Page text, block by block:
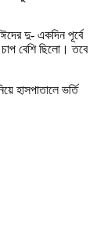
দু- একদিন পূর্বে
চাপ বেশি ছিলো। তবে
হাসপাতালে ভর্তি